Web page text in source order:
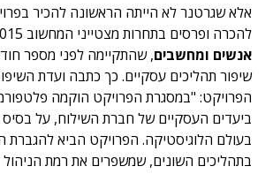
אלא שגרטנר לא הייתה הראשונה להכיר
להכרה ופרסים בתחרות מצטייני המחשוב IT Awards 2015 של
אנשים ומחשבים, שהתקיימה לפני מספר
שיפור תהליכים עסקיים. כך כתבה ועדת
הפרויקט: "במסגרת הפרויקט הוקמה
ביעדים העסקיים של חברת השילוח, על
בעולם הלוגיסטיקה. הפרויקט הביא להגברת
בתהליכים השונים, שמשפרים את רמת